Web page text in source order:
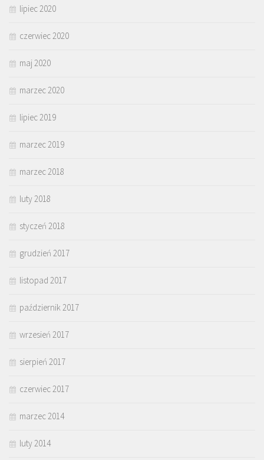
lipiec 2020
czerwiec 2020
maj 2020
marzec 2020
lipiec 2019
marzec 2019
marzec 2018
luty 2018
styczeń 2018
grudzień 2017
listopad 2017
październik 2017
wrzesień 2017
sierpień 2017
czerwiec 2017
marzec 2014
luty 2014